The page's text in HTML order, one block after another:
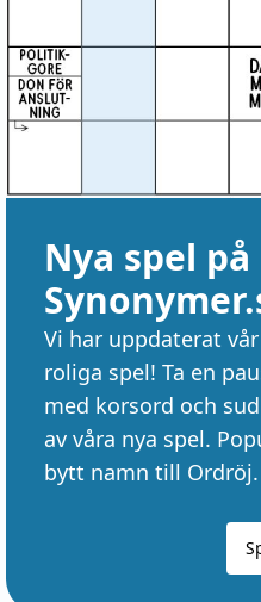
Nya spel på
Vi har uppdaterat
roliga spel! Ta en
med korsord och
av våra nya spel.
bytt namn till Ordröj.